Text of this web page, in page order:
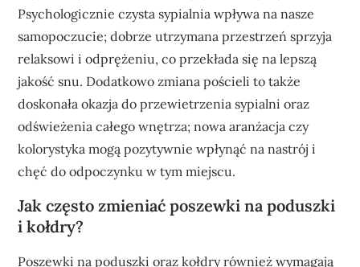
Psychologicznie czysta sypialnia wpływa na nasze
samopoczucie; dobrze utrzymana przestrzeń sprzyja
relaksowi i odprężeniu, co przekłada się na lepszą
jakość snu. Dodatkowo zmiana pościeli to także
doskonała okazja do przewietrzenia sypialni oraz
odświeżenia całego wnętrza; nowa aranżacja czy
kolorystyka mogą pozytywnie wpłynąć na nastrój i
chęć do odpoczynku w tym miejscu.
Jak często zmieniać poszewki na poduszki
i kołdry?
Poszewki na poduszki oraz kołdry również wymagają